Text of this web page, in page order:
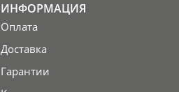
ИНФОРМАЦИЯ
Оплата
Доставка
Гарантии